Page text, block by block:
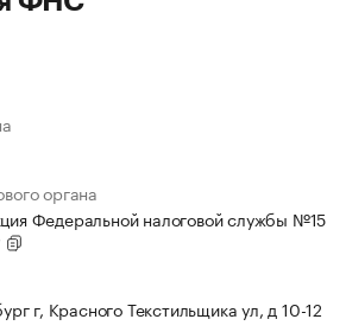
органа
Федеральной налоговой службы №15
г, Красного Текстильщика ул, д 10-12